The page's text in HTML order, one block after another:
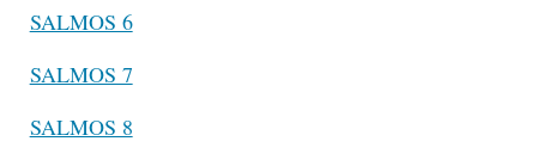
SALMOS 6
SALMOS 7
SALMOS 8